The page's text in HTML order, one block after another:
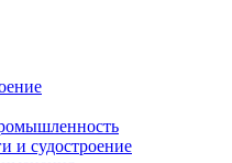
и судостроение